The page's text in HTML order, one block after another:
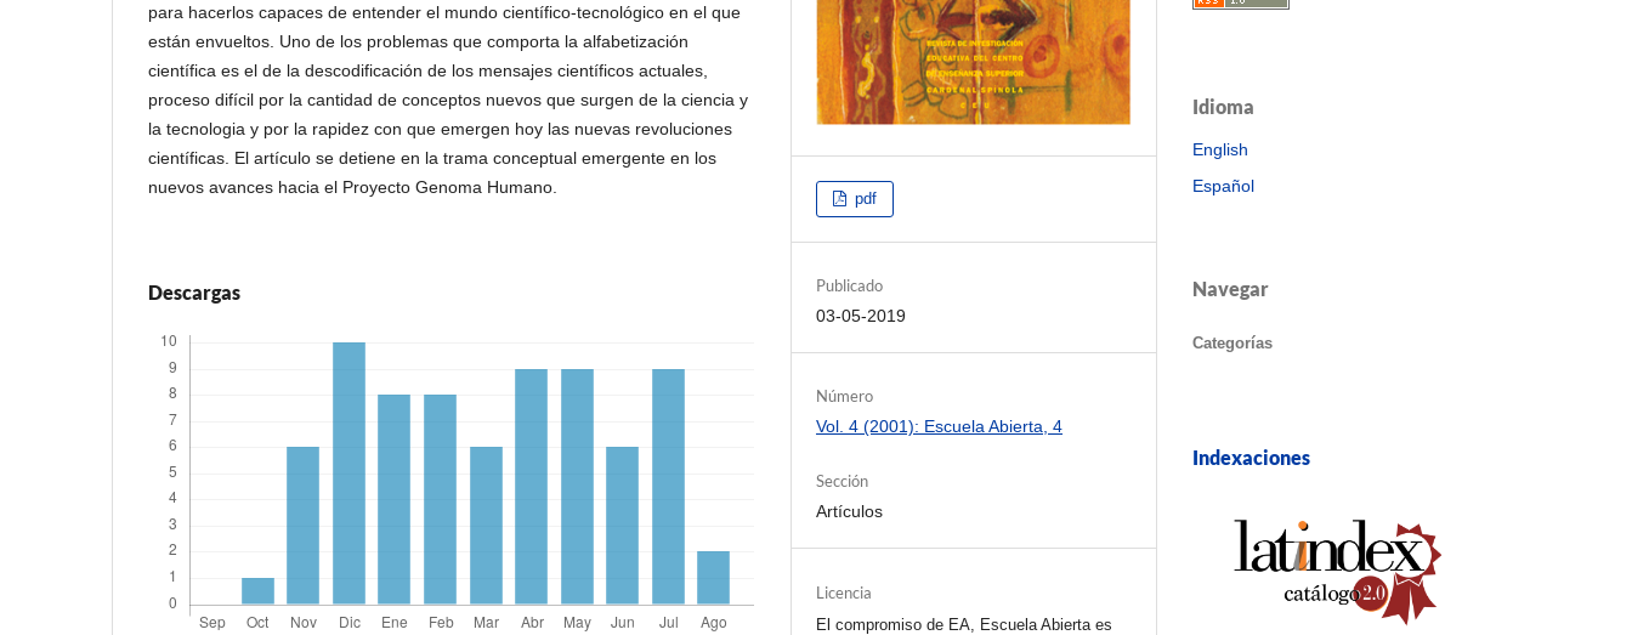
para hacerlos capaces de entender el mundo científico-tecnológico en el que
están envueltos. Uno de los problemas que comporta la alfabetización
científica es el de la descodificación de los mensajes científicos actuales,
proceso difícil por la cantidad de conceptos nuevos que surgen de la ciencia y
la tecnologia y por la rapidez con que emergen hoy las nuevas revoluciones
científicas. El artículo se detiene en la trama conceptual emergente en los
nuevos avances hacia el Proyecto Genoma Humano.
Descargas
pdf
Publicado
03-05-2019
Número
Vol. 4 (2001): Escuela Abierta, 4
Sección
Artículos
Licencia
El compromiso de EA, Escuela Abierta es
Idioma
English
Español
Navegar
Categorías
Indexaciones